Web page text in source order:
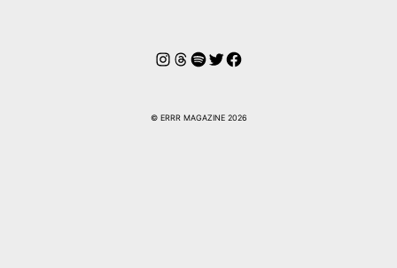
Instagram
Hilos
Spotify
Twitter
Facebook
© ERRR MAGAZINE 2026